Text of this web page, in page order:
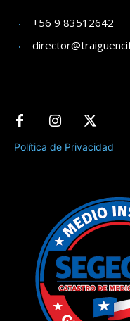
+56 9 83512642
Política de Privacidad